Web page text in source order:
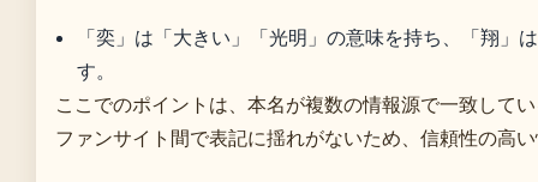
「奕」は「大きい」「光明」の意味を持ち、「翔」
す。
ここでのポイントは、本名が複数の情報源で一致して
ファンサイト間で表記に揺れがないため、信頼性の高